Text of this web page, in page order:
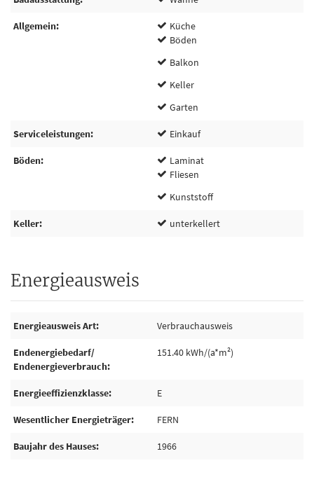
Allgemein
Küche
Böden
Balkon
Keller
Garten
Serviceleistungen Einkauf
Böden
Laminat
Fliesen
Kunststoff
Keller unterkellert
Energieausweis
Energieausweis Art Verbrauchausweis
Endenergiebedarf/
Endenergieverbrauch
151.40 kWh/(a*m²)
Energieeffizienzklasse E
Wesentlicher Energieträger FERN
Baujahr des Hauses 1966